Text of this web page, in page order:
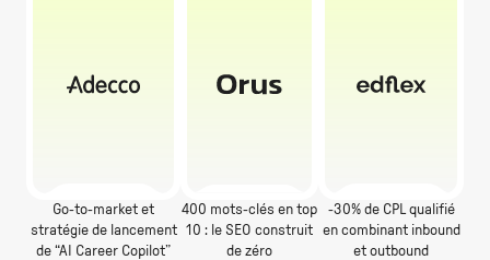
Go-to-market et
stratégie de lancement
de “AI Career Copilot”
400 mots-clés en top
10 : le SEO construit
de zéro
-30% de CPL qualifié
en combinant inbound
et outbound